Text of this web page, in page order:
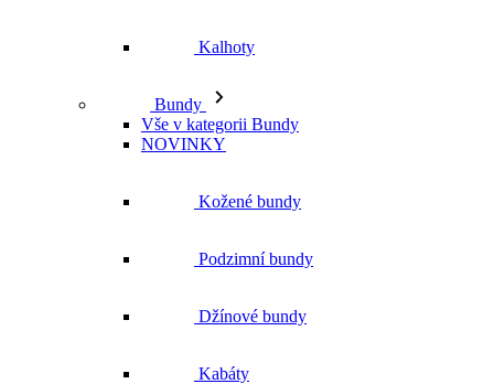
Kalhoty
Bundy
Vše v kategorii Bundy
NOVINKY
Kožené bundy
Podzimní bundy
Džínové bundy
Kabáty